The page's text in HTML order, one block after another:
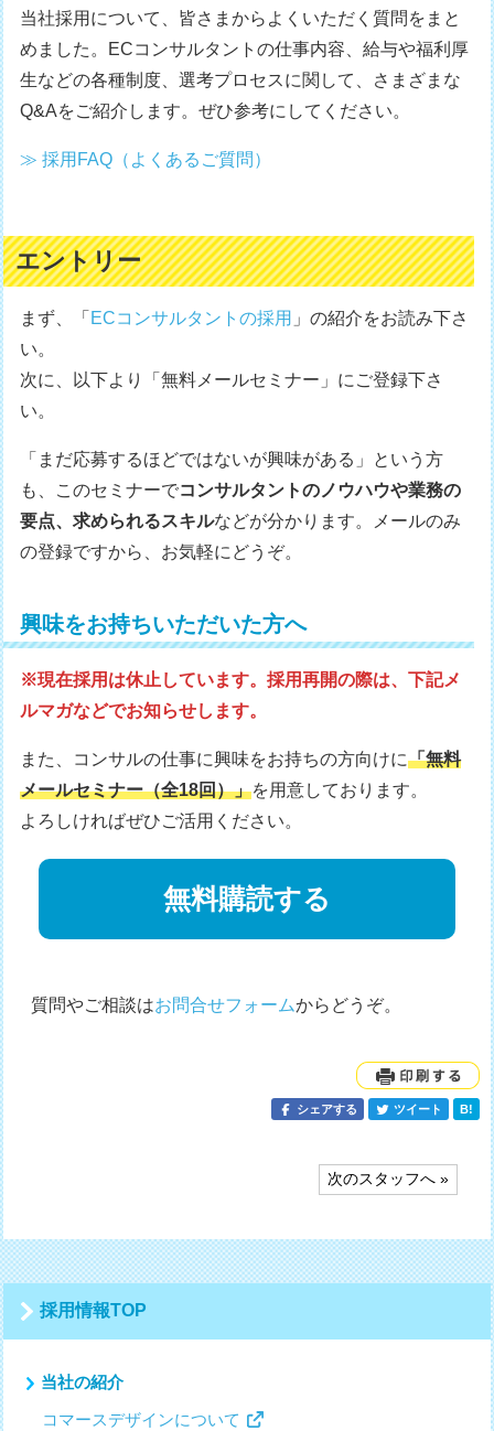
当社採用について、皆さまからよくいただく質問をまと
めました。ECコンサルタントの仕事内容、給与や福利厚
生などの各種制度、選考プロセスに関して、さまざまな
Q&Aをご紹介します。ぜひ参考にしてください。
≫ 採用FAQ（よくあるご質問）
エントリー
まず、「 ECコンサルタントの採用 」の紹介をお読み下さ
い。
次に、以下より「無料メールセミナー」にご登録下さ
い。
「まだ応募するほどではないが興味がある」という方
も、このセミナーでコンサルタントのノウハウや業務の
要点、求められるスキルなどが分かります。メールのみ
の登録ですから、お気軽にどうぞ。
興味をお持ちいただいた方へ
※現在採用は休止しています。採用再開の際は、下記メ
ルマガなどでお知らせします。
また、コンサルの仕事に興味をお持ちの方向けに「無料
メールセミナー（全18回）」を用意しております。
よろしければぜひご活用ください。
無料購読する
質問やご相談はお問合せフォームからどうぞ。
シェアする ツイート B!
投
稿
ナ
ビ
ゲ
ー
シ
ョ
ン
次のスタッフへ »
採用情報TOP
当社の紹介
コマースデザインについて